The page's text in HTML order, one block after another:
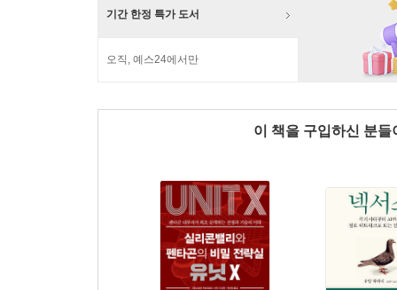
기간 한정 특가 도서
오직, 예스24에서만
이 책을 구입하신 분